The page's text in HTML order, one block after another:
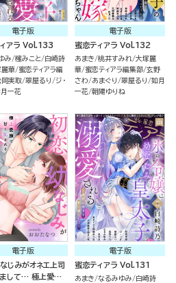
電子版
アラ Vol.133
み 櫁みこと
白崎詩
麗華 蜜恋ティアラ編
岡実取 翠屋るり
ジ・
一花
電子版
蜜恋ティアラ Vol.132
あまき 桃井すみれ 大塚麗
華 蜜恋ティアラ編集部 玄野
さわ
あまぐり 翠屋るり
如月
一花 朝陽ゆりね
電子版
じみがオネエ上司
して… 極上愛撫
電子版
蜜恋ティアラ Vol.131
あまき なるみゆみ
白崎詩